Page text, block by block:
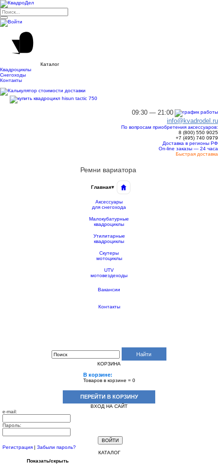
Каталог
Квадроциклы
Снегоходы
Контакты
09:30 — 21:00
info@kvadrodel.ru
По вопросам приобретения аксессуаров:
8 (800) 550 9025
+7 (495) 740 0979
Доставка в регионы РФ
On-line заказы — 24 часа
Быстрая доставка
Ремни вариатора
Главная▾
Аксессуары
для снегохода
Малокубатурные
квадроциклы
Утилитарные
квадроциклы
Скутеры
мотоциклы
UTV
мотовездеходы
Вакансии
Контакты
Найти
КОРЗИНА
В корзине:
Товаров в корзине = 0
ПЕРЕЙТИ В КОРЗИНУ
ВХОД НА САЙТ
e-mail:
Пароль:
Регистрация
Забыли пароль?
КАТАЛОГ
Показать/скрыть